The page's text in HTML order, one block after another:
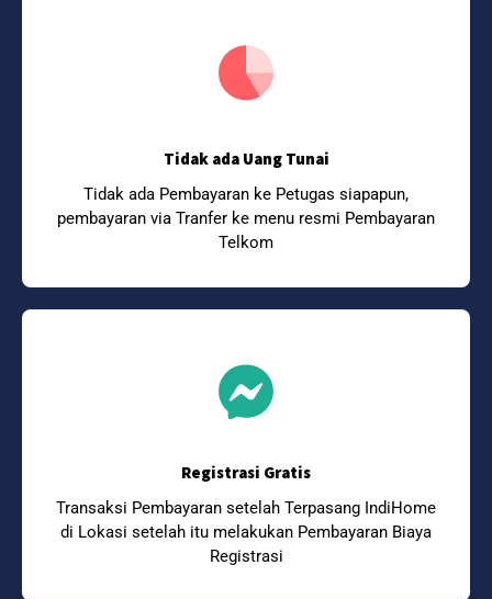
Tidak ada Uang Tunai
Tidak ada Pembayaran ke Petugas siapapun,
pembayaran via Tranfer ke menu resmi Pembayaran
Telkom
Registrasi Gratis
Transaksi Pembayaran setelah Terpasang IndiHome
di Lokasi setelah itu melakukan Pembayaran Biaya
Registrasi